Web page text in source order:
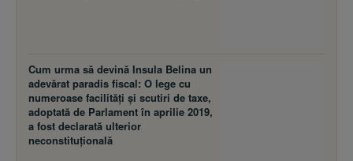
Cum urma să devină Insula Belina un
adevărat paradis fiscal: O lege cu
numeroase facilităţi şi scutiri de taxe,
adoptată de Parlament în aprilie 2019,
a fost declarată ulterior
neconstituţională